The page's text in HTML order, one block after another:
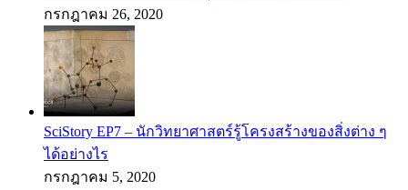
กรกฎาคม 26, 2020
SciStory EP7 – นักวิทยาศาสตร์รู้โครงสร้างของสิ่งต่าง ๆ
ได้อย่างไร
กรกฎาคม 5, 2020